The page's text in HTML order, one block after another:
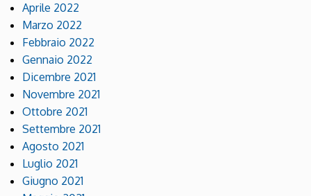
Aprile 2022
Marzo 2022
Febbraio 2022
Gennaio 2022
Dicembre 2021
Novembre 2021
Ottobre 2021
Settembre 2021
Agosto 2021
Luglio 2021
Giugno 2021